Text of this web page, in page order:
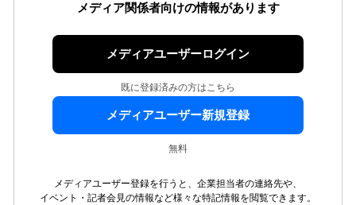
メディア関係者向けの情報があります
メディアユーザーログイン
既に登録済みの方はこちら
メディアユーザー新規登録
無料
メディアユーザー登録を行うと、企業担当者の連絡先や、
イベント・記者会見の情報など様々な特記情報を閲覧できます。